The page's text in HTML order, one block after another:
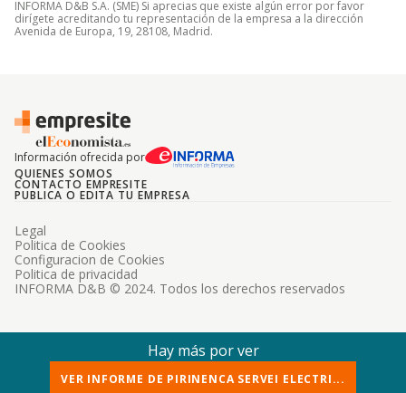
INFORMA D&B S.A. (SME) Si aprecias que existe algún error por favor
dirígete acreditando tu representación de la empresa a la dirección
Avenida de Europa, 19, 28108, Madrid.
Información ofrecida por
QUIENES SOMOS
CONTACTO EMPRESITE
PUBLICA O EDITA TU EMPRESA
INFORMA D&B © 2024. Todos los derechos reservados
Legal
Politica de Cookies
Configuracion de Cookies
Politica de privacidad
Hay más por ver
VER INFORME DE PIRINENCA SERVEI ELECTRI...